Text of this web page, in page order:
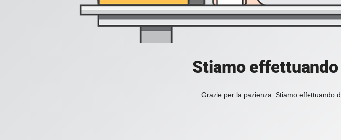
Stiamo
Grazie per la pazienza. Stiamo effettuando